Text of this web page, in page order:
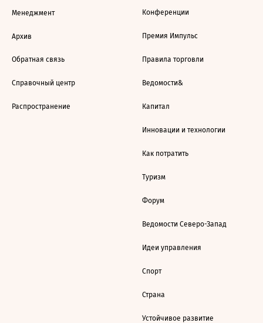
Менеджмент
Архив
Обратная связь
Справочный центр
Распространение
Конференции
Премия Импульс
Правила торговли
Ведомости&
Капитал
Инновации и технологии
Как потратить
Туризм
Форум
Ведомости Северо-Запад
Идеи управления
Спорт
Страна
Устойчивое развитие